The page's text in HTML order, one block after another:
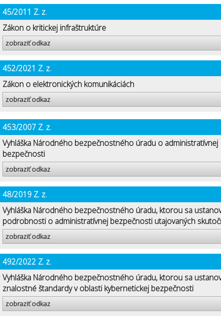
45/2011 Z. z.
Zákon o kritickej infraštruktúre
zobraziť odkaz
452/2021 Z. z.
Zákon o elektronických komunikáciách
zobraziť odkaz
453/2007 Z. z.
Vyhláška Národného bezpečnostného úradu o administratívnej
bezpečnosti
zobraziť odkaz
48/2019 Z. z.
Vyhláška Národného bezpečnostného úradu, ktorou sa
podrobnosti o administratívnej bezpečnosti utajovaných
zobraziť odkaz
492/2022 Z. z.
Vyhláška Národného bezpečnostného úradu, ktorou sa
znalostné štandardy v oblasti kybernetickej bezpečnosti
zobraziť odkaz